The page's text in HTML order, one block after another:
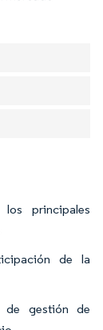
principales
de la
de gestión de